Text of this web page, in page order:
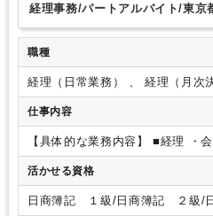
経理事務/パートアルバイト/東京
職種
経理（日常業務） 、 経理（月次決算業務） 、 社会保険・給
与
仕事内容
【具体的な業務内容】 ■経理 ・
金管理・伝票整理・現金出納・
グ・月次試算表作成
あり ■労務・総務・入退社処理
活かせる資格
日商簿記 １級/日商簿記 ２級/